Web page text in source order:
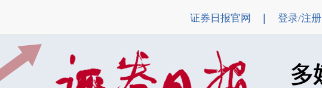
证券日报官网 登录/注册